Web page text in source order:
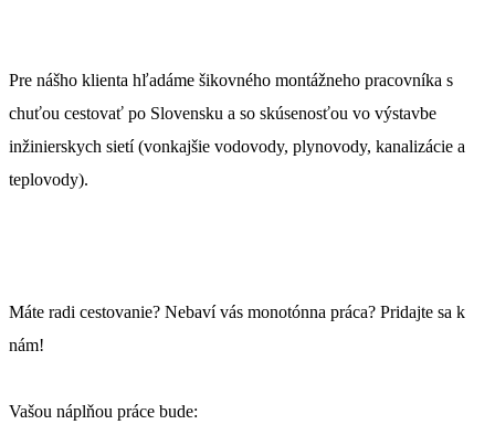
Pre nášho klienta hľadáme šikovného montážneho pracovníka s
chuťou cestovať po Slovensku a so skúsenosťou vo výstavbe
inžinierskych sietí (vonkajšie vodovody, plynovody, kanalizácie a
teplovody).
Máte radi cestovanie? Nebaví vás monotónna práca? Pridajte sa k
nám!
Vašou náplňou práce bude: